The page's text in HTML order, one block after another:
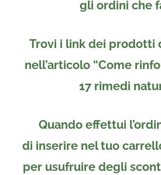
gli ordini che
Trovi i link dei prodotti
nell’articolo “Come
17 rimedi
Quando effettui
di inserire nel tuo
per usufruire degli